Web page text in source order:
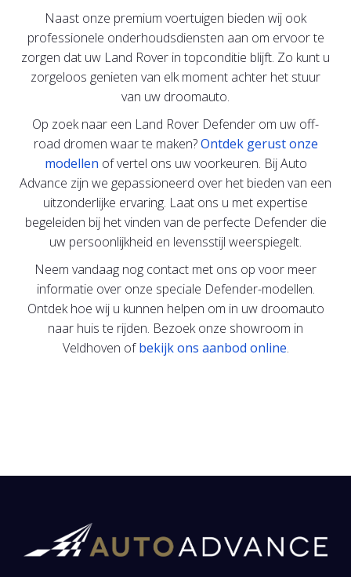
Naast onze premium voertuigen bieden wij ook
professionele onderhoudsdiensten aan om ervoor te
zorgen dat uw Land Rover in topconditie blijft. Zo kunt u
zorgeloos genieten van elk moment achter het stuur
van uw droomauto.
Op zoek naar een Land Rover Defender om uw off-
road dromen waar te maken?Ontdek gerust onze
modellen of vertel ons uw voorkeuren. Bij Auto
Advance zijn we gepassioneerd over het bieden van een
uitzonderlijke ervaring. Laat ons u met expertise
begeleiden bij het vinden van de perfecte Defender die
uw persoonlijkheid en levensstijl weerspiegelt.
Neem vandaag nog contact met ons op voor meer
informatie over onze speciale Defender-modellen.
Ontdek hoe wij u kunnen helpen om in uw droomauto
naar huis te rijden. Bezoek onze showroom in
Veldhoven ofbekijk ons aanbod online.